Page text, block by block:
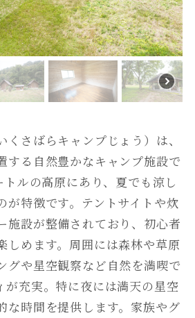
くさばらキャンプじょう）は、
する自然豊かなキャンプ施設で
ルの高原にあり、夏でも涼し
が特徴です。テントサイトや炊
施設が整備されており、初心者
しめます。周囲には森林や草原
グや星空観察など自然を満喫で
が充実。特に夜には満天の星空
な時間を提供します。家族やグ